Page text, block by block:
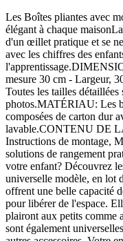
Les Boîtes pliantes avec
élégant à chaque
d'un œillet pratique et se
avec les chiffres des
mesure 30 cm - Largeur,
Toutes les tailles
photos.MATÉRIAU: Les
composées de carton dur
lavable.CONTENU DE
Instructions de montage,
solutions de rangement
votre enfant? Découvrez
universelle modèle, en lot
offrent une belle capacité
pour libérer de l'espace.
plairont aux petits comme
sont également